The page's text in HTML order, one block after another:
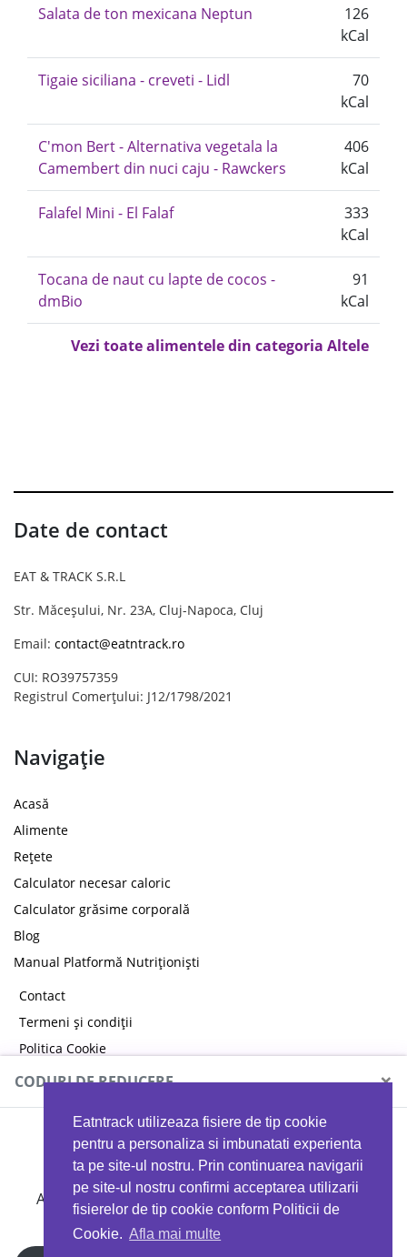
Eatntrack utilizeaza fisiere de tip cookie
pentru a personaliza si imbunatati experienta
ta pe site-ul nostru. Prin continuarea navigarii
pe site-ul nostru confirmi acceptarea utilizarii
fisierelor de tip cookie conform Politicii de
Cookie. Afla mai multe
Salata de ton mexicana Neptun
126
kCal
Tigaie siciliana - creveti - Lidl
70
kCal
C'mon Bert - Alternativa vegetala la
Camembert din nuci caju - Rawckers
406
kCal
Falafel Mini - El Falaf
333
kCal
Tocana de naut cu lapte de cocos -
dmBio
91
kCal
Vezi toate alimentele din categoria Altele
Date de contact
EAT & TRACK S.R.L
Str. Măceșului, Nr. 23A, Cluj-Napoca, Cluj
Email: contact@eatntrack.ro
CUI: RO39757359
Registrul Comerțului: J12/1798/2021
Navigație
Acasă
Alimente
Rețete
Calculator necesar caloric
Calculator grăsime corporală
Blog
Manual Platformă Nutriționiști
Contact
Termeni și condiții
Politica Cookie
Politica de confidențialitate
CODURI DE REDUCERE ×
MYPROTEIN
Ai 40%reducere la orice comandă folosind codul
EATTRACK